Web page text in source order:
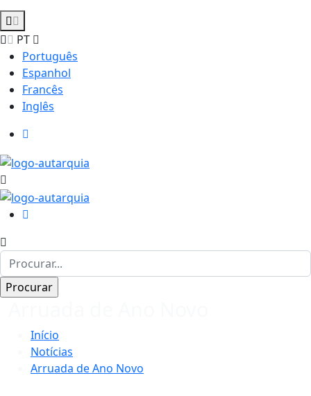
PT
Português
Espanhol
Francês
Inglês
Início
Notícias
Arruada de Ano Novo